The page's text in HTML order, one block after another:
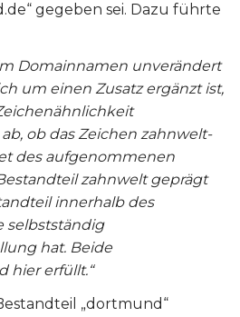
gegeben sei. Dazu führte
Domainnamen unverändert
um einen Zusatz ergänzt ist,
ob das Zeichen zahnwelt-
des aufgenommenen
zahnwelt geprägt
innerhalb des
selbstständig
hat. Beide
hier erfüllt.“
„dortmund“